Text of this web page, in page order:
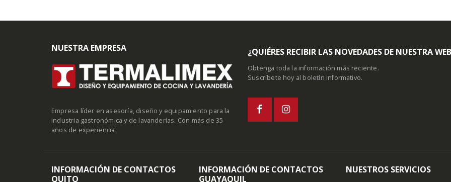
NUESTRA EMPRESA
Empresa líder en asesoría, diseño y equipamiento para la
industria gastronómica y de lavanderías. Con más de 35
años de experiencia.
¿QUIÉRES RECIBIR LAS NOVEDADES DE NUESTRA
Obtenga toda la información más reciente.
Suscríbete hoy al boletín informativo.
INFORMACIÓN DE CONTACTOS
QUITO
INFORMACIÓN DE CONTACTOS
GUAYAQUIL
NUESTROS SERVICIOS